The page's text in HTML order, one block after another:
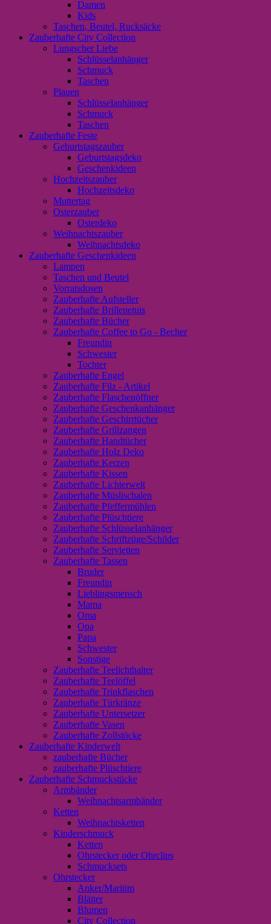
Damen
Kids
Taschen, Beutel, Rucksäcke
Zauberhafte City Collection
Lungscher Liebe
Schlüsselanhänger
Schmuck
Taschen
Plauen
Schlüsselanhänger
Schmuck
Taschen
Zauberhafte Feste
Geburtstagszauber
Geburtstagsdeko
Geschenkideen
Hochzeitszauber
Hochzeitsdeko
Muttertag
Osterzauber
Osterdeko
Weihnachtszauber
Weihnachtsdeko
Zauberhafte Geschenkideen
Lampen
Taschen und Beutel
Vorratsdosen
Zauberhafte Aufsteller
Zauberhafte Brillenetuis
Zauberhafte Bücher
Zauberhafte Coffee to Go - Becher
Freundin
Schwester
Tochter
Zauberhafte Engel
Zauberhafte Filz - Artikel
Zauberhafte Flaschenöffner
Zauberhafte Geschenkanhänger
Zauberhafte Geschirrtücher
Zauberhafte Grillzangen
Zauberhafte Handtücher
Zauberhafte Holz Deko
Zauberhafte Kerzen
Zauberhafte Kissen
Zauberhafte Lichterwelt
Zauberhafte Müslischalen
Zauberhafte Pfeffermühlen
Zauberhafte Plüschtiere
Zauberhafte Schlüsselanhänger
Zauberhafte Schriftzüge/Schilder
Zauberhafte Servietten
Zauberhafte Tassen
Bruder
Freundin
Lieblingsmensch
Mama
Oma
Opa
Papa
Schwester
Sonstige
Zauberhafte Teelichthalter
Zauberhafte Teelöffel
Zauberhafte Trinkflaschen
Zauberhafte Türkränze
Zauberhafte Untersetzer
Zauberhafte Vasen
Zauberhafte Zollstöcke
Zauberhafte Kinderwelt
zauberhafte Bücher
zauberhafte Plüschtiere
Zauberhafte Schmuckstücke
Armbänder
Weihnachtsarmbänder
Ketten
Weihnachtsketten
Kinderschmuck
Ketten
Ohrstecker oder Ohrclips
Schmucksets
Ohrstecker
Anker/Maritim
Blätter
Blumen
City Collection